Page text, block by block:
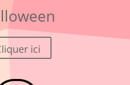
ici